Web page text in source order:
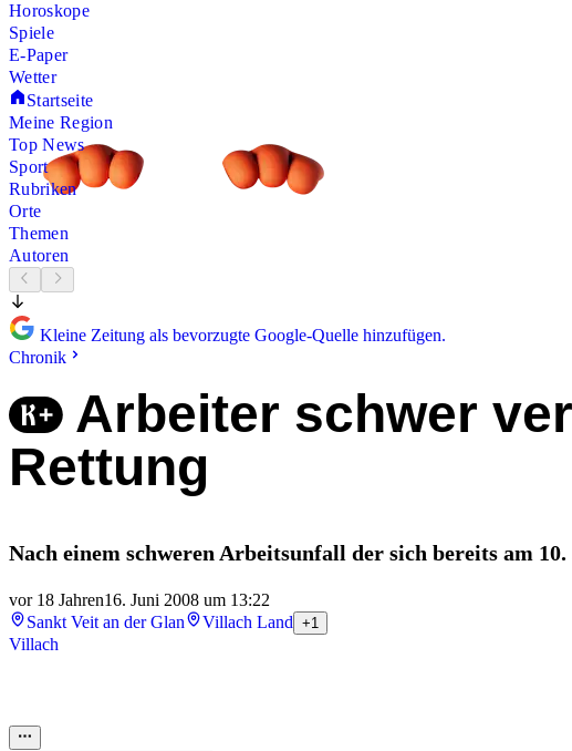
Horoskope
Spiele
E-Paper
Wetter
Startseite
Meine Region
Top News
Sport
Rubriken
Orte
Themen
Autoren
Kleine Zeitung als bevorzugte Google-Quelle hinzufügen.
Chronik
Arbeiter schwer
Rettung
Nach einem schweren Arbeitsunfall der sich bereits am
vor 18 Jahren16. Juni 2008 um 13:22
Sankt Veit an der Glan
Villach Land +1
Villach